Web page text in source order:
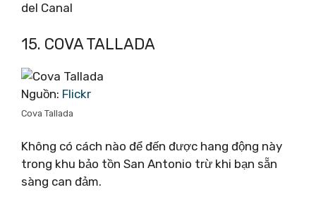
del Canal
15. COVA TALLADA
Nguồn: Flickr
Cova Tallada
Không có cách nào để đến được hang động này
trong khu bảo tồn San Antonio trừ khi bạn sẵn
sàng can đảm.